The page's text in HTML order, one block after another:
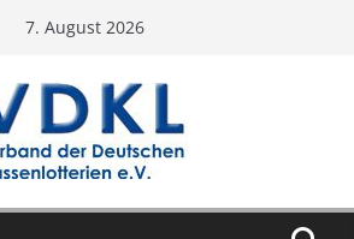
7. August 2026